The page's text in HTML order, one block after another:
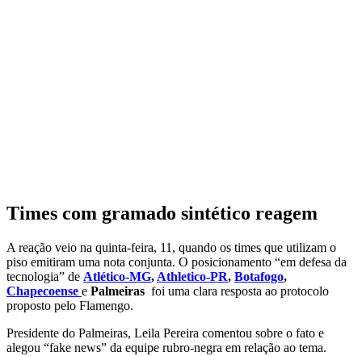
Times com gramado sintético reagem
A reação veio na quinta-feira, 11, quando os times que utilizam o
piso emitiram uma nota conjunta. O posicionamento “em defesa da
tecnologia” de Atlético-MG, Athletico-PR, Botafogo,
Chapecoense e Palmeiras foi uma clara resposta ao protocolo
proposto pelo Flamengo.
Presidente do Palmeiras, Leila Pereira comentou sobre o fato e
alegou “fake news” da equipe rubro-negra em relação ao tema.